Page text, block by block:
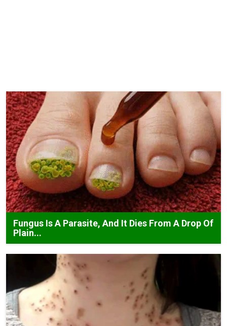
Fungus Is A Parasite, And It Dies From A Drop Of
Plain...